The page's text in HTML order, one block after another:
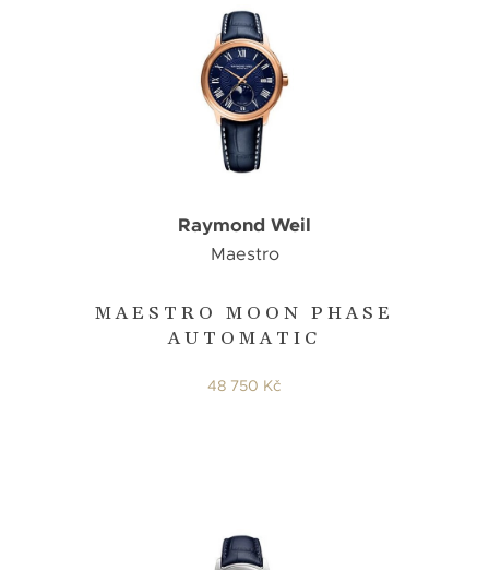
MAESTRO MOON PHASE
AUTOMATIC
Raymond Weil
Maestro
48 750 Kč